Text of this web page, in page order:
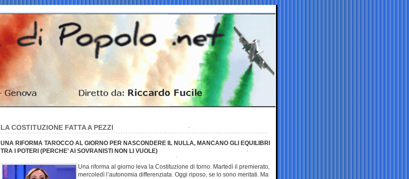
LA COSTITUZIONE FATTA A PEZZI
UNA RIFORMA TAROCCO AL GIORNO PER NASCONDERE IL NULLA, MANCANO GLI EQUILIBRI
TRA I POTERI (PERCHE’ AI SOVRANISTI NON LI VUOLE)
Una riforma al giorno leva la Costituzione di torno. Martedì il premierato,
mercoledì l’autonomia differenziata. Oggi riposo, se lo sono meritati. Ma